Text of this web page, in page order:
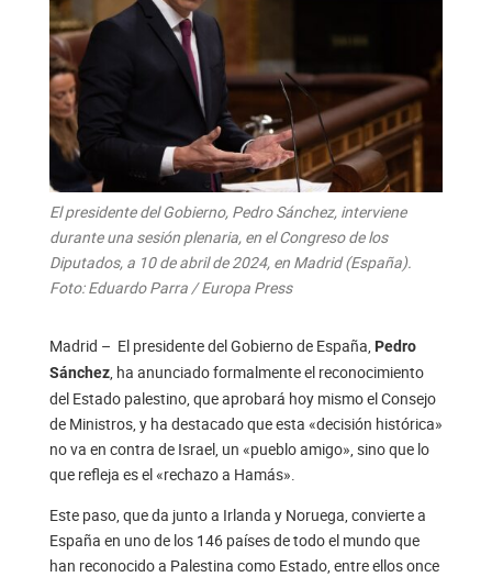
El presidente del Gobierno, Pedro Sánchez, interviene
durante una sesión plenaria, en el Congreso de los
Diputados, a 10 de abril de 2024, en Madrid (España).
Foto: Eduardo Parra / Europa Press
Madrid – El presidente del Gobierno de España, Pedro
Sánchez, ha anunciado formalmente el reconocimiento
del Estado palestino, que aprobará hoy mismo el Consejo
de Ministros, y ha destacado que esta «decisión histórica»
no va en contra de Israel, un «pueblo amigo», sino que lo
que refleja es el «rechazo a Hamás».
Este paso, que da junto a Irlanda y Noruega, convierte a
España en uno de los 146 países de todo el mundo que
han reconocido a Palestina como Estado, entre ellos once